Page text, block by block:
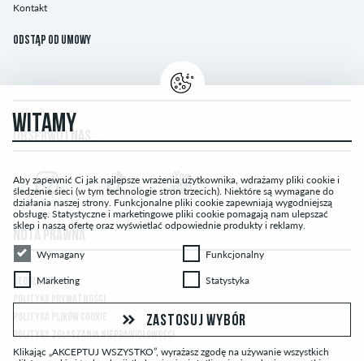
Kontakt
Odstąp od umowy
OBSERWUJ NAS...
REGULAMIN
POLITYKA PRYWATNOŚCI
POLITYKA ZGŁASZANIA NIEPRAWIDŁOWOŚCI
WITAMY
Aby zapewnić Ci jak najlepsze wrażenia użytkownika, wdrażamy pliki cookie i
śledzenie sieci (w tym technologie stron trzecich). Niektóre są wymagane do
działania naszej strony. Funkcjonalne pliki cookie zapewniają wygodniejszą
obsługę. Statystyczne i marketingowe pliki cookie pomagają nam ulepszać
sklep i naszą ofertę oraz wyświetlać odpowiednie produkty i reklamy.
Wymagany
Wymagany Funkcjonalny
Funkcjonalny
MarketingMarketing StatystykaStatystyka
ZASTOSUJ WYBÓR
Klikając „AKCEPTUJ WSZYSTKO”, wyrażasz zgodę na używanie wszystkich